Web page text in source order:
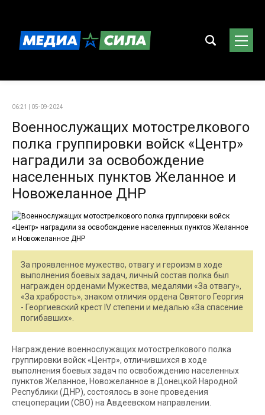
06:21 | 05-09-2024
Военнослужащих мотострелкового
полка группировки войск «Центр»
наградили за освобождение
населенных пунктов Желанное и
Новожеланное ДНР
За проявленное мужество, отвагу и героизм в ходе
выполнения боевых задач, личный состав полка был
награжден орденами Мужества, медалями «За отвагу»,
«За храбрость», знаком отличия ордена Святого Георгия
- Георгиевский крест IV степени и медалью «За спасение
погибавших».
Награждение военнослужащих мотострелкового полка
группировки войск «Центр», отличившихся в ходе
выполнения боевых задач по освобождению населенных
пунктов Желанное, Новожеланное в Донецкой Народной
Республики (ДНР), состоялось в зоне проведения
спецоперации (СВО) на Авдеевском направлении.